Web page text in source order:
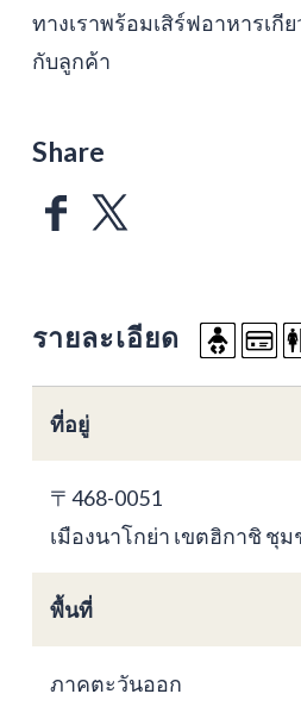
ทางเราพร้อมเสิร์ฟอาหารเกี
กับลูกค้า
Share
รายละเอียด
ที่อยู่
〒468-0051
เมืองนาโกย่า เขตฮิกาชิ ชุ
พื้นที่
ภาคตะวันออก